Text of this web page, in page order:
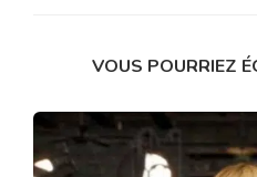
VOUS POURRIEZ